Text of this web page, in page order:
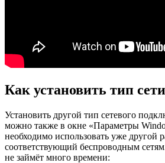
Как установить тип
Установить другой тип сетевого
можно также в окне «Параметры
необходимо использовать уже другой
соответствующий беспроводным
не займёт много времени: